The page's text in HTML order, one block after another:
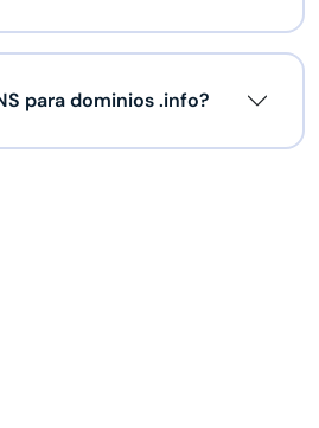
para dominios .info?